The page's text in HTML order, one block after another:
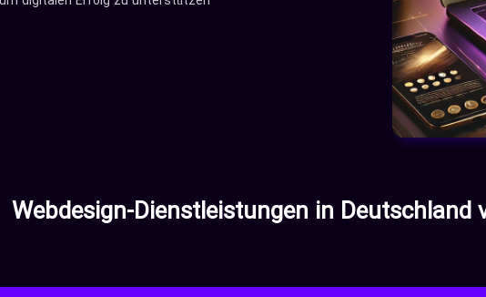
Webdesign-Dienstleistungen in Deutschland